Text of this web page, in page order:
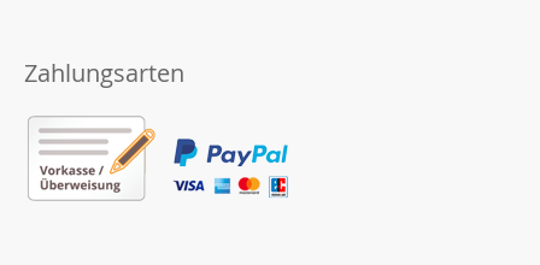
Zahlungsarten